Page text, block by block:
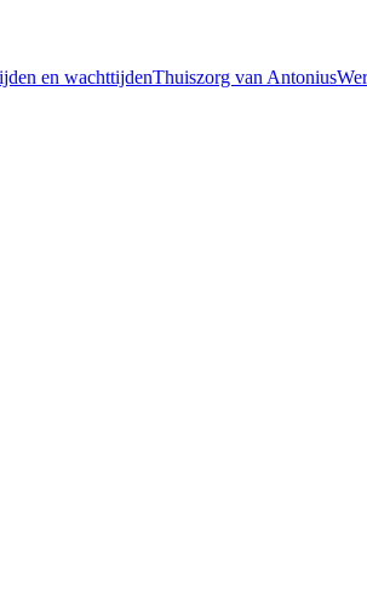
en wachttijdenThuiszorg van Antonius